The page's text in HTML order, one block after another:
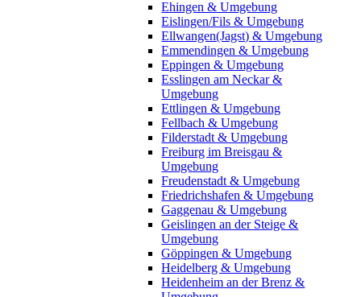
Ehingen & Umgebung
Eislingen/Fils & Umgebung
Ellwangen(Jagst) & Umgebung
Emmendingen & Umgebung
Eppingen & Umgebung
Esslingen am Neckar &
Umgebung
Ettlingen & Umgebung
Fellbach & Umgebung
Filderstadt & Umgebung
Freiburg im Breisgau &
Umgebung
Freudenstadt & Umgebung
Friedrichshafen & Umgebung
Gaggenau & Umgebung
Geislingen an der Steige &
Umgebung
Göppingen & Umgebung
Heidelberg & Umgebung
Heidenheim an der Brenz &